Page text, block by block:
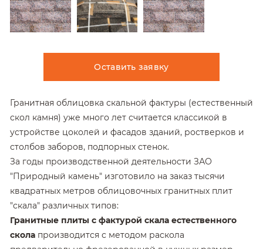
Оставить заявку
Гранитная облицовка скальной фактуры (естественный
скол камня) уже много лет считается классикой в
устройстве цоколей и фасадов зданий, ростверков и
столбов заборов, подпорных стенок.
За годы производственной деятельности ЗАО
"Природный камень" изготовило на заказ тысячи
квадратных метров облицовочных гранитных плит
"скала" различных типов:
Гранитные плиты с фактурой скала естественного
скола производится с методом раскола